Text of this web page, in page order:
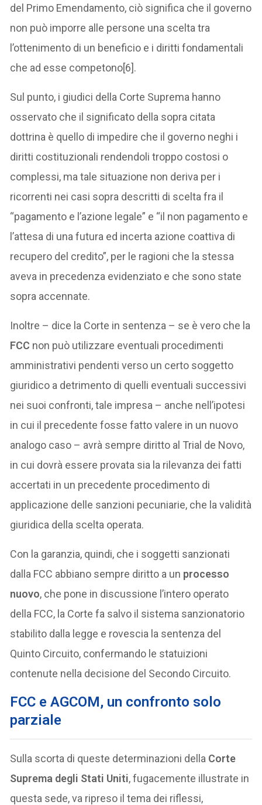
del Primo Emendamento, ciò significa che il governo
non può imporre alle persone una scelta tra
l’ottenimento di un beneficio e i diritti fondamentali
che ad esse competono[6].
Sul punto, i giudici della Corte Suprema hanno
osservato che il significato della sopra citata
dottrina è quello di impedire che il governo neghi i
diritti costituzionali rendendoli troppo costosi o
complessi, ma tale situazione non deriva per i
ricorrenti nei casi sopra descritti di scelta fra il
“pagamento e l’azione legale” e “il non pagamento e
l’attesa di una futura ed incerta azione coattiva di
recupero del credito”, per le ragioni che la stessa
aveva in precedenza evidenziato e che sono state
sopra accennate.
Inoltre – dice la Corte in sentenza – se è vero che la
FCC non può utilizzare eventuali procedimenti
amministrativi pendenti verso un certo soggetto
giuridico a detrimento di quelli eventuali successivi
nei suoi confronti, tale impresa – anche nell’ipotesi
in cui il precedente fosse fatto valere in un nuovo
analogo caso – avrà sempre diritto al Trial de Novo,
in cui dovrà essere provata sia la rilevanza dei fatti
accertati in un precedente procedimento di
applicazione delle sanzioni pecuniarie, che la validità
giuridica della scelta operata.
Con la garanzia, quindi, che i soggetti sanzionati
dalla FCC abbiano sempre diritto a un processo
nuovo, che pone in discussione l’intero operato
della FCC, la Corte fa salvo il sistema sanzionatorio
stabilito dalla legge e rovescia la sentenza del
Quinto Circuito, confermando le statuizioni
contenute nella decisione del Secondo Circuito.
FCC e AGCOM, un confronto solo
parziale
Sulla scorta di queste determinazioni della Corte
Suprema degli Stati Uniti, fugacemente illustrate in
questa sede, va ripreso il tema dei riflessi,